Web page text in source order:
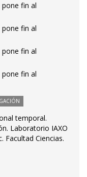
fin al
fin al
fin al
fin al
temporal.
Laboratorio IAXO
Facultad Ciencias.